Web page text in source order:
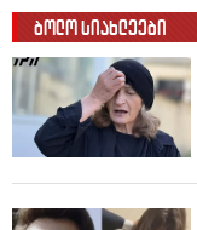
ბოლო სიახლეები